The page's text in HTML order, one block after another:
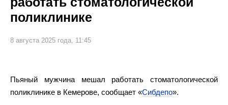
поликлинике
8 августа 2025 года, 11:45
Пьяный мужчина мешал работать стоматологической
поликлинике в Кемерове, сообщает «Сибдепо».